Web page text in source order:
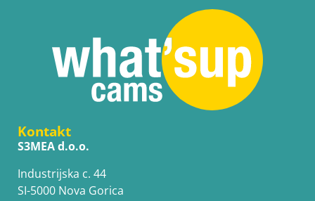
Kontakt
S3MEA d.o.o.
Industrijska c. 44
SI-5000 Nova Gorica